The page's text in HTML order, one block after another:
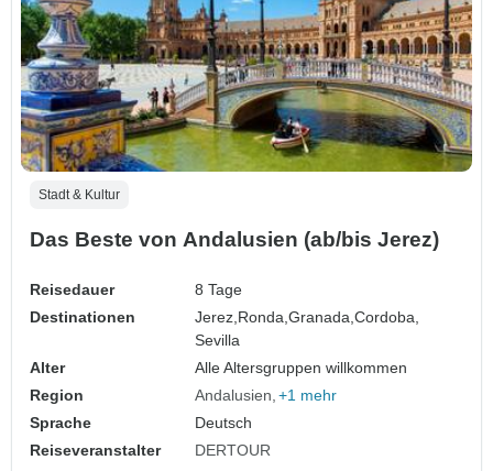
Stadt & Kultur
Das Beste von Andalusien (ab/bis Jerez)
Reisedauer
8 Tage
Destinationen
Jerez, Ronda,Granada,Cordoba,
Sevilla
Alter
Alle Altersgruppen willkommen
Region
Andalusien +1 mehr
Sprache
Deutsch
Reiseveranstalter
DERTOUR